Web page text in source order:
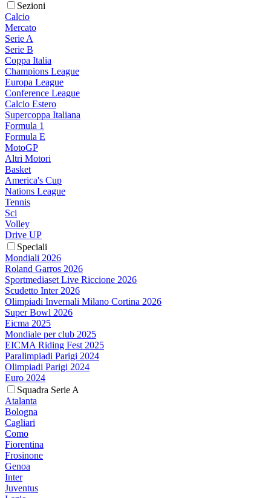
Sezioni
Calcio
Mercato
Serie A
Serie B
Coppa Italia
Champions League
Europa League
Conference League
Calcio Estero
Supercoppa Italiana
Formula 1
Formula E
MotoGP
Altri Motori
Basket
America's Cup
Nations League
Tennis
Sci
Volley
Drive UP
Speciali
Mondiali 2026
Roland Garros 2026
Sportmediaset Live Riccione 2026
Scudetto Inter 2026
Olimpiadi Invernali Milano Cortina 2026
Super Bowl 2026
Eicma 2025
Mondiale per club 2025
EICMA Riding Fest 2025
Paralimpiadi Parigi 2024
Olimpiadi Parigi 2024
Euro 2024
Squadra Serie A
Atalanta
Bologna
Cagliari
Como
Fiorentina
Frosinone
Genoa
Inter
Juventus